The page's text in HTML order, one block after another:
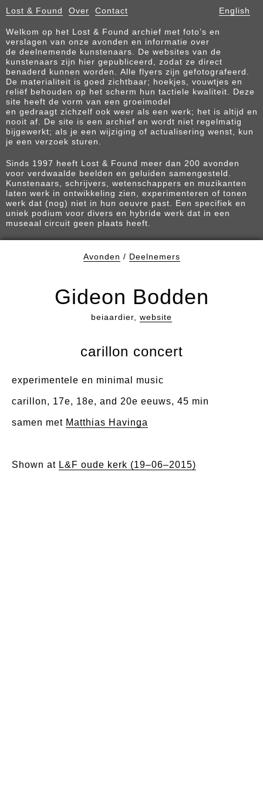
Lost & Found Over Contact English
Welkom op het Lost & Found archief met foto’s en
verslagen van onze avonden en informatie over
de deelnemende kunstenaars. De websites van de
kunstenaars zijn hier gepubliceerd, zodat ze direct
benaderd kunnen worden. Alle flyers zijn gefotografeerd.
De materialiteit is goed zichtbaar; hoekjes, vouwtjes en
reliëf behouden op het scherm hun tactiele kwaliteit. Deze
site heeft de vorm van een groeimodel
en gedraagt zichzelf ook weer als een werk; het is altijd en
nooit af. De site is een archief en wordt niet regelmatig
bijgewerkt; als je een wijziging of actualisering wenst, kun
je een verzoek sturen.
Sinds 1997 heeft Lost & Found meer dan 200 avonden
voor verdwaalde beelden en geluiden samengesteld.
Kunstenaars, schrijvers, wetenschappers en muzikanten
laten werk in ontwikkeling zien, experimenteren of tonen
werk dat (nog) niet in hun oeuvre past. Een specifiek en
uniek podium voor divers en hybride werk dat in een
museaal circuit geen plaats heeft.
Avonden / Deelnemers
Gideon Bodden
beiaardier, website
carillon concert
experimentele en minimal music
carillon, 17e, 18e, and 20e eeuws, 45 min
samen met Matthias Havinga
Shown at L&F oude kerk (19–06–2015)